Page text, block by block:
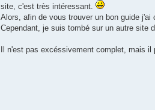
site, c'est très intéressant.
Alors, afin de vous trouver un bon guide
Cependant, je suis tombé sur un autre site
Il n'est pas excéssivement complet, mais